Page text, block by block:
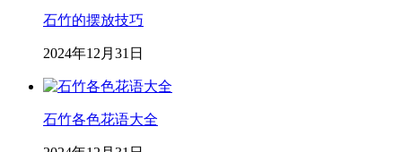
石竹的摆放技巧
2024年12月31日
石竹各色花语大全